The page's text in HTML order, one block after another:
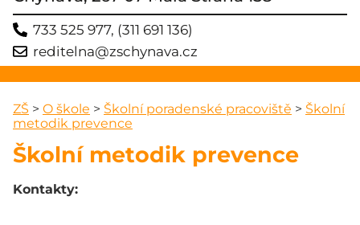
733 525 977, (311 691 136)
reditelna@zschynava.cz
ZŠ > O škole > Školní poradenské pracoviště > Školní
metodik prevence
Školní metodik prevence
Kontakty: